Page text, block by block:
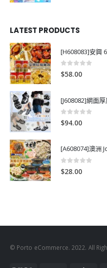
LATEST PRODUCTS
[H608083]安興
0out of 5
$58.00
[J608082]網面
0 out of 5
$94.00
[A608074]澳洲
0 out of 5
$28.00
© Porto eCommerce. 2022. All